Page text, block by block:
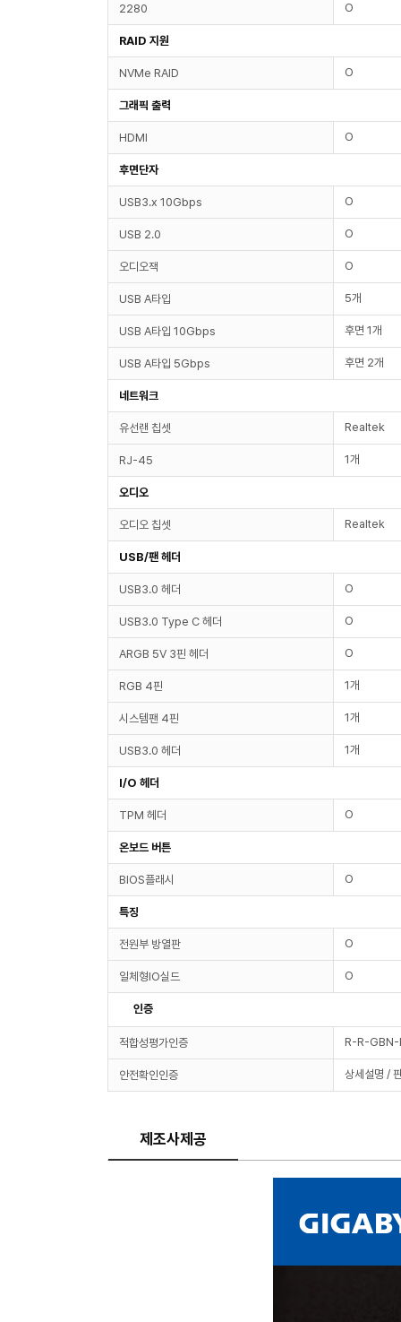
2280 O
RAID 지원
NVMe RAID O
그래픽 출력
HDMI O
후면단자
USB3.x 10Gbps O
USB 2.0 O
오디오잭 O
USB A타입 5개
USB A타입 10Gbps 후면 1개
USB A타입 5Gbps 후면 2개
네트워크
유선랜 칩셋 Realtek
RJ-45 1개
오디오
오디오 칩셋 Realtek
USB/팬 헤더
USB3.0 헤더 O
USB3.0 Type C 헤더 O
ARGB 5V 3핀 헤더 O
RGB 4핀 1개
시스템팬 4핀 1개
USB3.0 헤더 1개
I/O 헤더
TPM 헤더 O
온보드 버튼
BIOS플래시 O
특징
전원부 방열판 O
일체형IO실드 O
인증
적합성평가인증 R-R-
안전확인인증 상세설명 /
제조사제공